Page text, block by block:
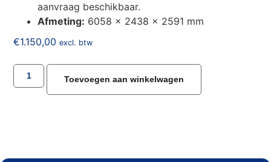
aanvraag beschikbaar.
Afmeting: 6058 x 2438 x 2591 mm
€1.150,00 excl. btw
Toevoegen aan winkelwagen